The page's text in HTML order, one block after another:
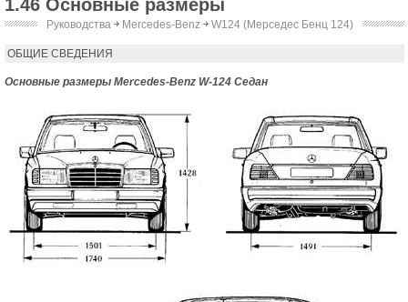
1.46 Основные размеры
Руководства ￫ Mercedes-Benz ￫ W124 (Мерседес Бенц 124)
ОБЩИЕ СВЕДЕНИЯ
Основные размеры Mercedes-Benz W-124 Седан